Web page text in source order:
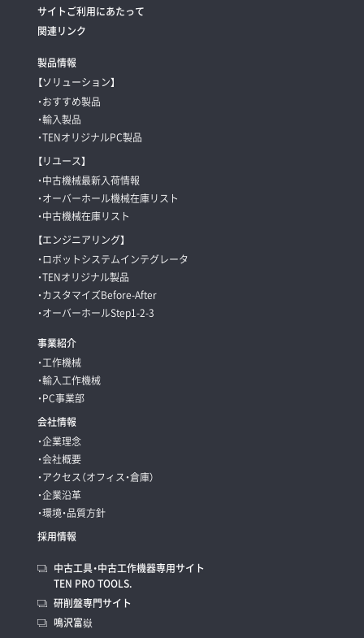
サイトご利用にあたって
関連リンク
製品情報
【ソリューション】
・おすすめ製品
・輸入製品
・TENオリジナルPC製品
【リユース】
・中古機械最新入荷情報
・オーバーホール機械在庫リスト
・中古機械在庫リスト
【エンジニアリング】
・ロボットシステムインテグレータ
・TENオリジナル製品
・カスタマイズBefore-After
・オーバーホールStep1-2-3
事業紹介
・工作機械
・輸入工作機械
・PC事業部
会社情報
・企業理念
・会社概要
・アクセス（オフィス・倉庫）
・企業沿革
・環境・品質方針
採用情報
中古工具・中古工作機器専用サイト
TEN PRO TOOLS.
研削盤専門サイト
鳴沢富嶽